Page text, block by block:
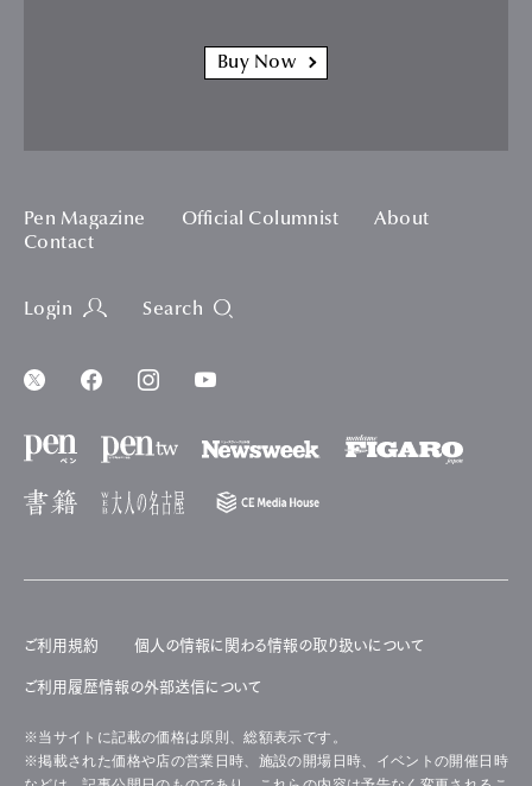
Buy Now
Pen Magazine Official Columnist
About
Contact
Login Search
ご利用規約 個人の情報に関わる情報の取り扱いについて
ご利用履歴情報の外部送信について
※当サイトに記載の価格は原則、総額表示です。
※掲載された価格や店の営業日時、施設の開場日時、イベントの開催日時